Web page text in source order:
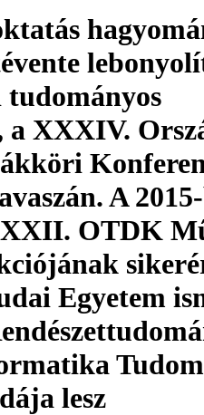
a XXXIV.
A
OTDK
Egyetem
lesz